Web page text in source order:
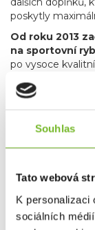
Souhlas
Tato webová
K personalizaci
sociálních
poskytly
Od roku 2013
na sportovní
po vysoce
muškaření a
bund a až po
na rybaření bez
značky
poskytují
a outdoorovým